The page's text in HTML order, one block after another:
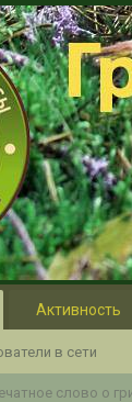
в сети
Активность
слово о